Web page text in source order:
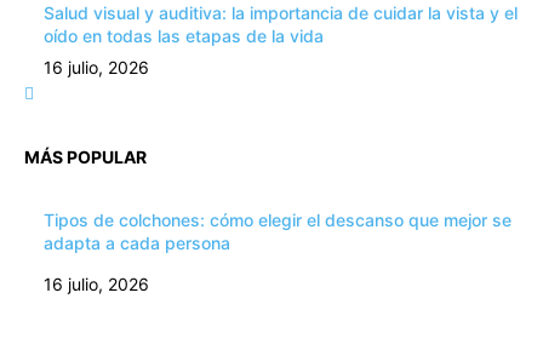
Salud visual y auditiva: la importancia de cuidar la vista y el
oído en todas las etapas de la vida
16 julio, 2026
MÁS POPULAR
Tipos de colchones: cómo elegir el descanso que mejor se
adapta a cada persona
16 julio, 2026